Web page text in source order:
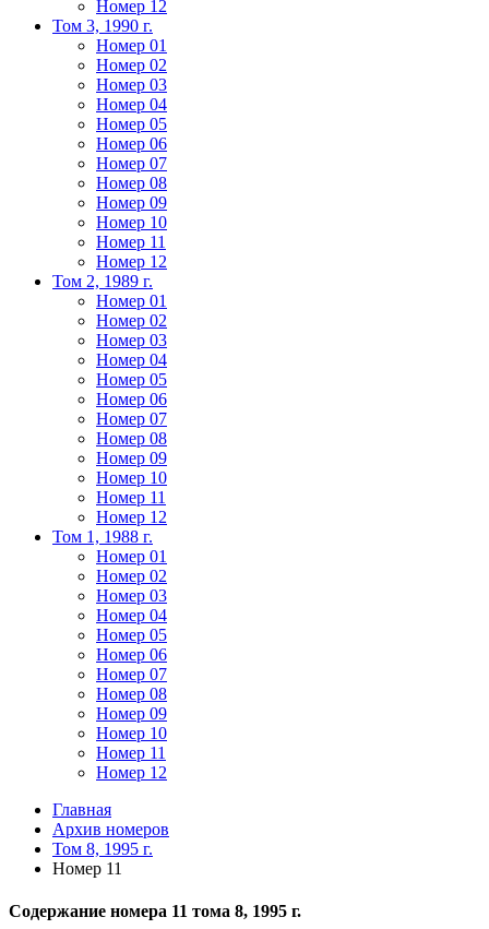
Номер 12
Том 3, 1990 г.
Номер 01
Номер 02
Номер 03
Номер 04
Номер 05
Номер 06
Номер 07
Номер 08
Номер 09
Номер 10
Номер 11
Номер 12
Том 2, 1989 г.
Номер 01
Номер 02
Номер 03
Номер 04
Номер 05
Номер 06
Номер 07
Номер 08
Номер 09
Номер 10
Номер 11
Номер 12
Том 1, 1988 г.
Номер 01
Номер 02
Номер 03
Номер 04
Номер 05
Номер 06
Номер 07
Номер 08
Номер 09
Номер 10
Номер 11
Номер 12
Главная
Архив номеров
Том 8, 1995 г.
Номер 11
Содержание номера 11 тома 8, 1995 г.